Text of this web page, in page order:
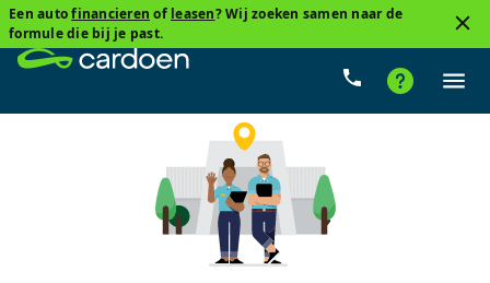
Een autofinancieren of leasen? Wij zoeken samen naar de
formule die bij je past.